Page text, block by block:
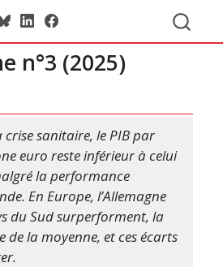
n°3 (2025)
crise sanitaire, le PIB par
euro reste inférieur à celui
la performance
En Europe, l’Allemagne
du Sud surperforment, la
de la moyenne, et ces écarts